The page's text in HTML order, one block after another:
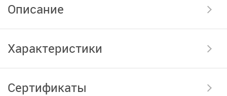
Описание
Характеристики
Сертификаты